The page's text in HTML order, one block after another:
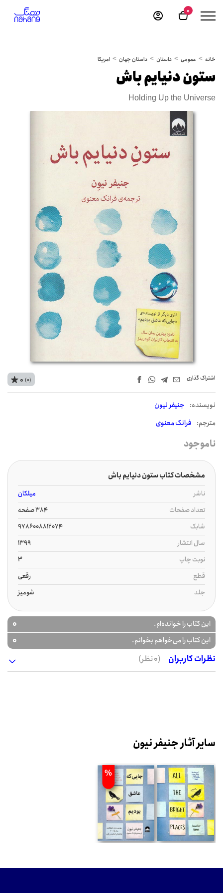
0
خانه عمومی داستان داستان جهان امریکا
ستون دنیایم باش
Holding Up the Universe
اشتراک‌ گذاری
نويسنده: جنیفر نیون
مترجم: فرانک معنوی
0 (0)
ناموجود
مشخصات کتاب ستون دنیایم باش
ناشر
میلکان
تعداد صفحات
384 صفحه
شابک
9786008812074
سال انتشار
1399
نوبت چاپ
3
قطع
رقعی
جلد
شومیز
این کتاب را خوانده‌ام. 0
این کتاب را می‌خواهم بخوانم.
0
نظرات کاربران
(0 نظر)
سایر آثار جنیفر نیون
%